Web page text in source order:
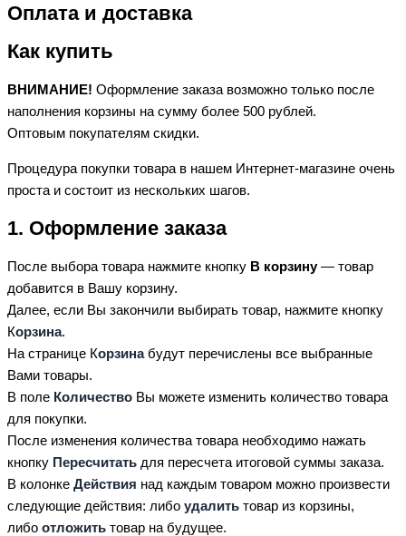
Оплата и доставка
Как купить
ВНИМАНИЕ! Оформление заказа возможно только после
наполнения корзины на сумму более 500 рублей.
Оптовым покупателям скидки.
Процедура покупки товара в нашем Интернет-магазине очень
проста и состоит из нескольких шагов.
1. Оформление заказа
После выбора товара нажмите кнопку В корзину— товар
добавится в Вашу корзину.
Далее, если Вы закончили выбирать товар, нажмите кнопку
Корзина.
На странице Корзинабудут перечислены все выбранные
Вами товары.
В поле Количество Вы можете изменить количество товара
для покупки.
После изменения количества товара необходимо нажать
кнопку Пересчитать для пересчета итоговой суммы заказа.
В колонке Действия над каждым товаром можно произвести
следующие действия: либо удалить товар из корзины,
либо отложить товар на будущее.